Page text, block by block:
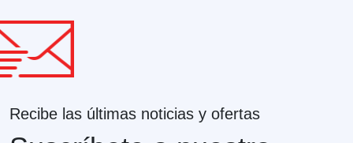
Recibe las últimas noticias y ofertas